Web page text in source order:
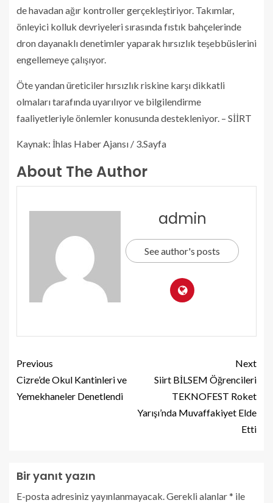
de havadan ağır kontroller gerçekleştiriyor. Takımlar,
önleyici kolluk devriyeleri sırasında fıstık bahçelerinde
dron dayanaklı denetimler yaparak hırsızlık teşebbüslerini
engellemeye çalışıyor.
Öte yandan üreticiler hırsızlık riskine karşı dikkatli
olmaları tarafında uyarılıyor ve bilgilendirme
faaliyetleriyle önlemler konusunda destekleniyor. – SİİRT
Kaynak: İhlas Haber Ajansı / 3.Sayfa
About The Author
admin
See author's posts
Previous
Cizre’de Okul Kantinleri ve
Yemekhaneler Denetlendi
Next
Siirt BİLSEM Öğrencileri
TEKNOFEST Roket
Yarışı’nda Muvaffakiyet Elde
Etti
Bir yanıt yazın
E-posta adresiniz yayınlanmayacak. Gerekli alanlar* ile